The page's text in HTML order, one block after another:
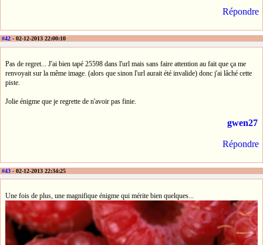
Répondre
#42 - 02-12-2013 22:00:10
Pas de regret... J'ai bien tapé 25598 dans l'url mais sans faire attention au fait que ça me
renvoyait sur la même image. (alors que sinon l'url aurait été invalide) donc j'ai lâché cette
piste.
Jolie énigme que je regrette de n'avoir pas finie.
gwen27
Répondre
#43 - 02-12-2013 22:34:25
Une fois de plus, une magnifique énigme qui mérite bien quelques...